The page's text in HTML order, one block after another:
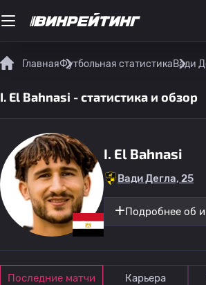
ГлавнаяФутбольная статистикаВади
I. El Bahnasi - статистика и обзор
I. El Bahnasi
Вади Дегла, 25
Подробнее об
Последние матчи Карьера